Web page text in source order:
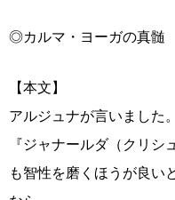
◎カルマ・ヨーガの真髄
【本文】
アルジュナが言いました。
『ジャナールダ（クリシ
も智性を磨くほうが良い